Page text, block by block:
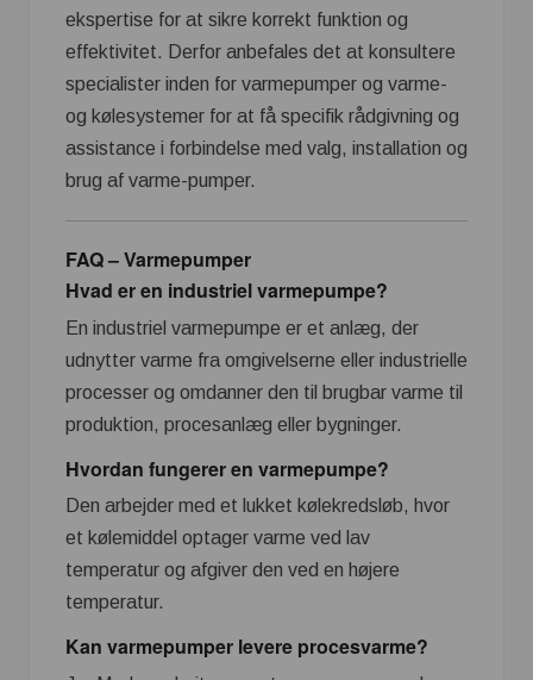
ekspertise for at sikre korrekt funktion og
effektivitet. Derfor anbefales det at konsultere
specialister inden for varmepumper og varme-
og kølesystemer for at få specifik rådgivning og
assistance i forbindelse med valg, installation og
brug af varme-pumper.
FAQ – Varmepumper
Hvad er en industriel varmepumpe?
En industriel varmepumpe er et anlæg, der
udnytter varme fra omgivelserne eller industrielle
processer og omdanner den til brugbar varme til
produktion, procesanlæg eller bygninger.
Hvordan fungerer en varmepumpe?
Den arbejder med et lukket kølekredsløb, hvor
et kølemiddel optager varme ved lav
temperatur og afgiver den ved en højere
temperatur.
Kan varmepumper levere procesvarme?